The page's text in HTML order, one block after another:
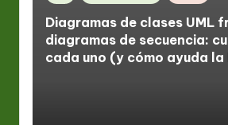
en
Diagramas de clases UML
diagramas de secuencia:
cada uno (y cómo ayuda la